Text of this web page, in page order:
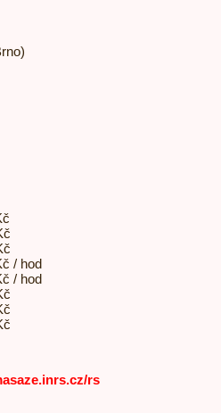
/ hod
/ hod
rs